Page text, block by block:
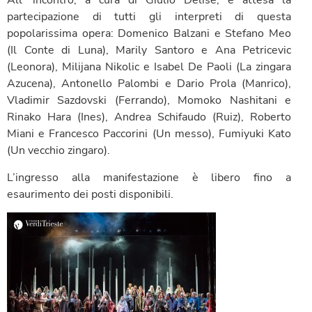
partecipazione di tutti gli interpreti di questa
popolarissima opera: Domenico Balzani e Stefano Meo
(Il Conte di Luna), Marily Santoro e Ana Petricevic
(Leonora), Milijana Nikolic e Isabel De Paoli (La zingara
Azucena), Antonello Palombi e Dario Prola (Manrico),
Vladimir Sazdovski (Ferrando), Momoko Nashitani e
Rinako Hara (Ines), Andrea Schifaudo (Ruiz), Roberto
Miani e Francesco Paccorini (Un messo), Fumiyuki Kato
(Un vecchio zingaro).
L’ingresso alla manifestazione è libero fino a
esaurimento dei posti disponibili.